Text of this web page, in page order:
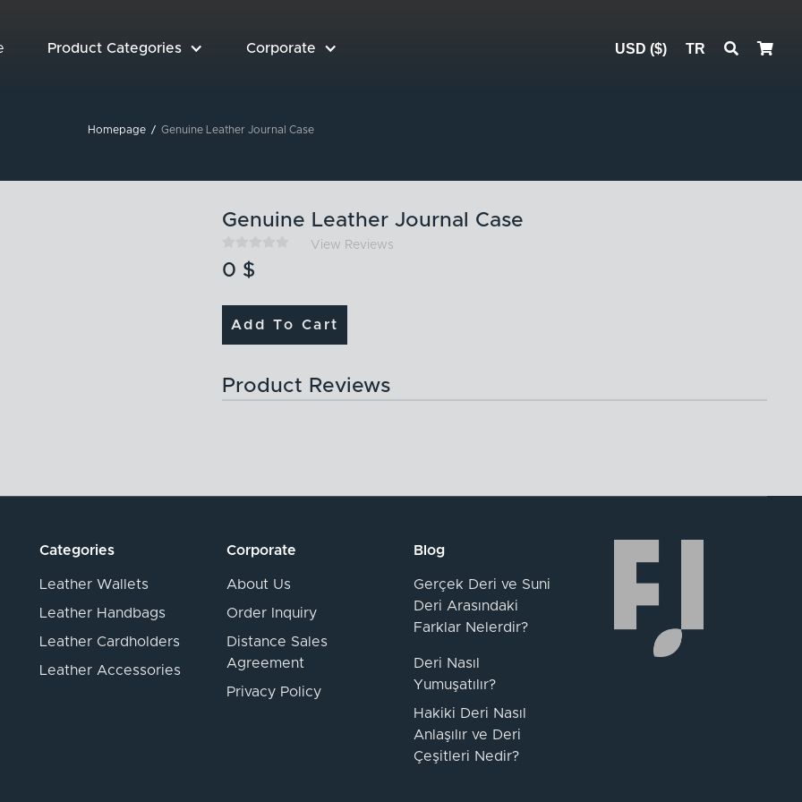
Product Categories Corporate USD ($) TR  
Homepage/ Genuine Leather Journal Case
Genuine Leather Journal Case
View Reviews
0 $
Add To Cart
Product Reviews
Categories
Leather Wallets
Leather Handbags
Leather Cardholders
Leather Accessories
Corporate
About Us
Order Inquiry
Distance Sales
Agreement
Privacy Policy
Blog
Gerçek Deri ve Suni
Deri Arasındaki
Farklar Nelerdir?
Deri Nasıl
Yumuşatılır?
Hakiki Deri Nasıl
Anlaşılır ve Deri
Çeşitleri Nedir?